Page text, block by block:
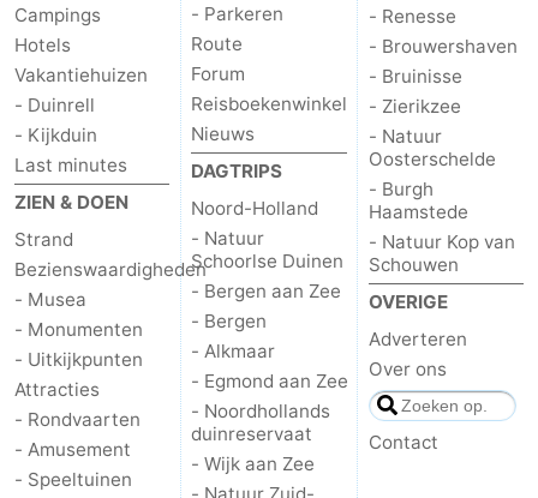
Campings
Hotels
Vakantiehuizen
- Duinrell
- Kijkduin
Last minutes
ZIEN & DOEN
Strand
Bezienswaardigheden
- Musea
- Monumenten
- Uitkijkpunten
Attracties
- Rondvaarten
- Amusement
- Speeltuinen
- Parkeren
Route
Forum
Reisboekenwinkel
Nieuws
DAGTRIPS
Noord-Holland
- Natuur
Schoorlse Duinen
- Bergen aan Zee
- Bergen
- Alkmaar
- Egmond aan Zee
- Noordhollands
duinreservaat
- Wijk aan Zee
- Renesse
- Brouwershaven
- Bruinisse
- Zierikzee
- Natuur
Oosterschelde
- Burgh
Haamstede
- Natuur Kop van
Schouwen
OVERIGE
Adverteren
Over ons
Contact